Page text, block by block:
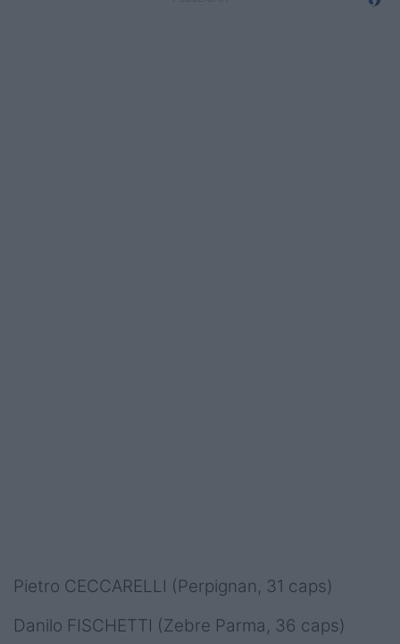
Pietro CECCARELLI (Perpignan, 31 caps)
Danilo FISCHETTI (Zebre Parma, 36 caps)